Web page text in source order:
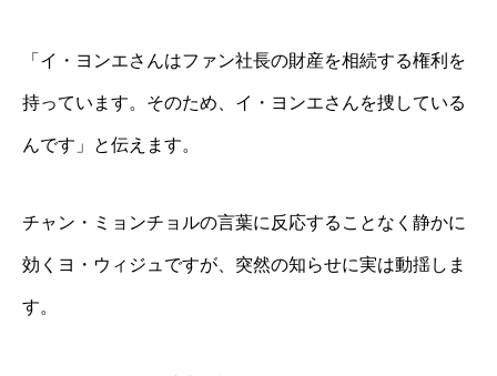
「イ・ヨンエさんはファン社長の財産を相続する権利を
持っています。そのため、イ・ヨンエさんを捜している
んです」と伝えます。
チャン・ミョンチョルの言葉に反応することなく静かに
効くヨ・ウィジュですが、突然の知らせに実は動揺しま
す。